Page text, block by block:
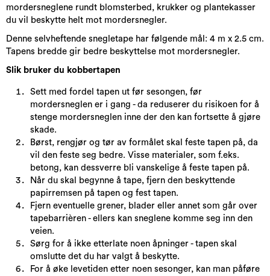
mordersneglene rundt blomsterbed, krukker og plantekasser
du vil beskytte helt mot mordersnegler.
Denne selvheftende snegletape har følgende mål: 4 m x 2.5 cm.
Tapens bredde gir bedre beskyttelse mot mordersnegler.
Slik bruker du kobbertapen
Sett med fordel tapen ut før sesongen, før
mordersneglen er i gang - da reduserer du risikoen for å
stenge mordersneglen inne der den kan fortsette å gjøre
skade.
Børst, rengjør og tør av formålet skal feste tapen på, da
vil den feste seg bedre. Visse materialer, som f.eks.
betong, kan dessverre bli vanskelige å feste tapen på.
Når du skal begynne å tape, fjern den beskyttende
papirremsen på tapen og fest tapen.
Fjern eventuelle grener, blader eller annet som går over
tapebarrièren - ellers kan sneglene komme seg inn den
veien.
Sørg for å ikke etterlate noen åpninger - tapen skal
omslutte det du har valgt å beskytte.
For å øke levetiden etter noen sesonger, kan man påføre